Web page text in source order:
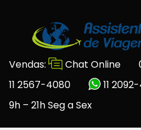
Vendas: Chat Online
11 2567-4080
11
9h – 21h Seg a Sex